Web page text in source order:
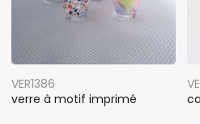
VER1386
verre à motif imprimé